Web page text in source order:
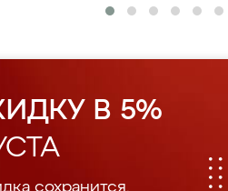
В 5%
сохранится.